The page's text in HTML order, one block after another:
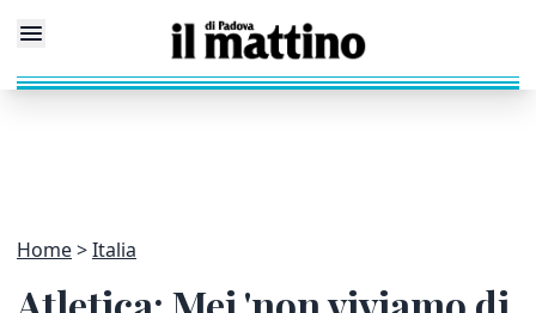
Home Italia